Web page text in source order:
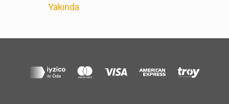
Yakında